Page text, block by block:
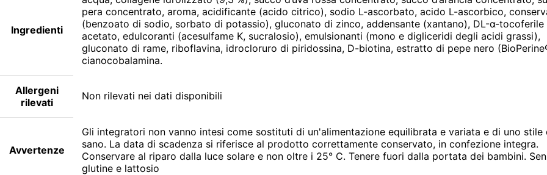
Ingredienti
pera concentrato, aroma, acidificante (acido citrico), sodio L-ascorbato, acido L-ascorbico,
(benzoato di sodio, sorbato di potassio), gluconato di zinco, addensante (xantano), DL-α-tocoferile
acetato, edulcoranti (acesulfame K, sucralosio), emulsionanti (mono e digliceridi degli acidi grassi),
gluconato di rame, riboflavina, idrocloruro di piridossina, D-biotina, estratto di pepe nero
cianocobalamina.
Allergeni
rilevati
Non rilevati nei dati disponibili
Avvertenze
Gli integratori non vanno intesi come sostituti di un'alimentazione equilibrata e variata e di uno stile
sano. La data di scadenza si riferisce al prodotto correttamente conservato, in confezione integra.
Conservare al riparo dalla luce solare e non oltre i 25° C. Tenere fuori dalla portata dei bambini.
glutine e lattosio